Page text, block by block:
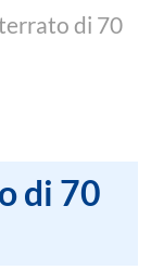
di 70
di 70